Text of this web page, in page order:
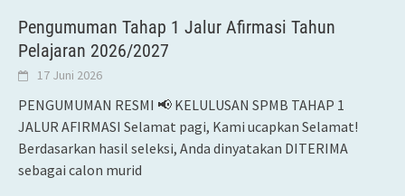
Pengumuman Tahap 1 Jalur Afirmasi Tahun
Pelajaran 2026/2027
17 Juni 2026
PENGUMUMAN RESMI 📢 KELULUSAN SPMB TAHAP 1
JALUR AFIRMASI Selamat pagi, Kami ucapkan Selamat!
Berdasarkan hasil seleksi, Anda dinyatakan DITERIMA
sebagai calon murid